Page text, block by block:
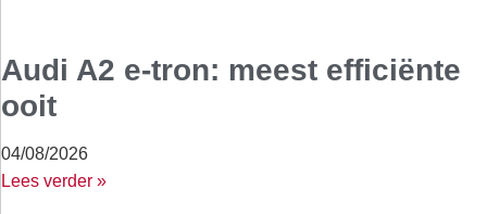
Audi A2 e-tron: meest efficiënte
ooit
04/08/2026
Lees verder »